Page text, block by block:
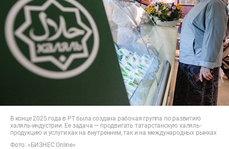
В конце 2025 года в РТ была создана рабочая группа по развитию
халяль-индустрии. Ее задача — продвигать татарстанскую халяль-
продукцию и услуги как на внутреннем, так и на международных рынках
Фото: «БИЗНЕС Online»